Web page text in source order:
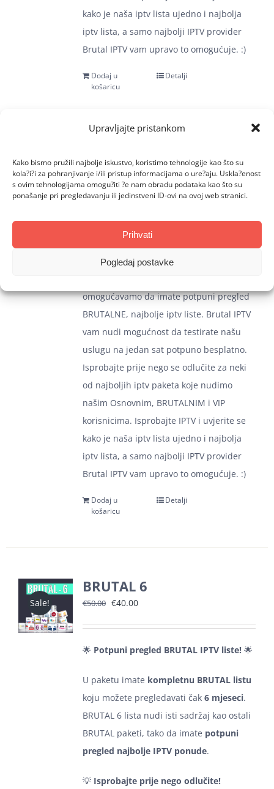
Upravljajte pristankom
Kako bismo pružili najbolje iskustvo, koristimo tehnologije kao što su
kola?i?i za pohranjivanje i/ili pristup informacijama o ure?aju. Uskla?enost
s ovim tehnologijama omogu?iti ?e nam obradu podataka kao što su
ponašanje pri pregledavanju ili jedinstveni ID-ovi na ovoj web stranici.
Prihvati
Pogledaj postavke
kako je naša iptv lista ujedno i najbolja
iptv lista, a samo najbolji IPTV provider
Brutal IPTV vam upravo to omogućuje. :)
Dodaj u
košaricu
Detalji
BRUTAL 3
€25.00
mjeseca. BRUTAL 3 lista se ne razlikuje od
omogućavamo da imate potpuni pregled
BRUTALNE, najbolje iptv liste. Brutal IPTV
vam nudi mogućnost da testirate našu
uslugu na jedan sat potpuno besplatno.
Isprobajte prije nego se odlučite za neki
od najboljih iptv paketa koje nudimo
našim Osnovnim, BRUTALNIM i VIP
korisnicima. Isprobajte IPTV i uvjerite se
kako je naša iptv lista ujedno i najbolja
iptv lista, a samo najbolji IPTV provider
Brutal IPTV vam upravo to omogućuje. :)
Dodaj u
košaricu
Detalji
Sale!
BRUTAL 6
€50.00 Izvorna
je:
€40.00Trenutna
€40.00.
🌟 Potpuni pregled BRUTAL IPTV liste!🌟
U paketu imate kompletnu BRUTAL listu
koju možete pregledavati čak 6 mjeseci.
BRUTAL 6 lista nudi isti sadržaj kao ostali
BRUTAL paketi, tako da imate potpuni
pregled najbolje IPTV ponude.
💡 Isprobajte prije nego odlučite!